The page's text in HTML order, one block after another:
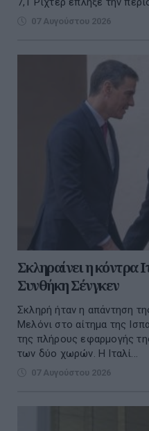
07 Αυγούστου 2026
Σκληραίνει η κόντρα
Συνθήκη Σένγκεν
Σκληρή ήταν η απάντηση
Μελόνι στο αίτημα της
της πλήρους εφαρμογής
των δύο χωρών. Η Ιταλί...
07 Αυγούστου 2026